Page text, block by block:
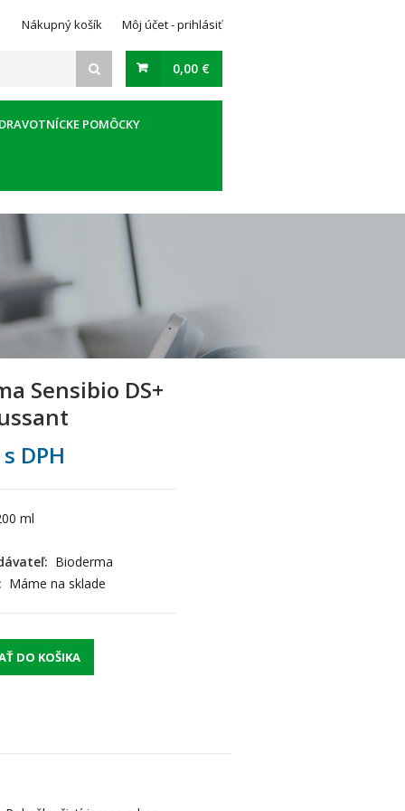
Nákupný košík Môj účet - prihlásiť
0,00 €
POMÔCKY
Sensibio DS+
s DPH
ml
Bioderma
Máme na sklade
DO KOŠIKA